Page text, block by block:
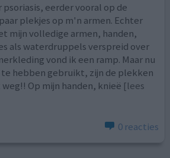
psoriasis, eerder vooral op de
plekjes op m'n armen. Echter
mijn volledige armen, handen,
als waterdruppels verspreid over
vond ik een ramp. Maar nu
te hebben gebruikt, zijn de plekken
Op mijn handen, knieë [lees
0 reacties